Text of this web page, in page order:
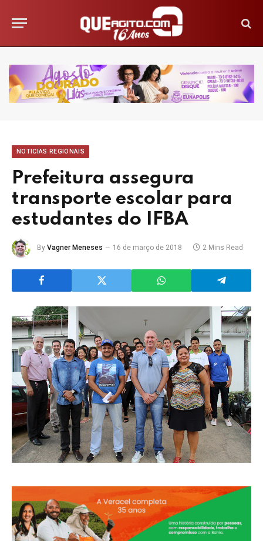
NOTICIAS REGIONAIS
Prefeitura assegura
transporte escolar para
estudantes do IFBA
By Vagner Meneses 16 de março de 2018 2 Mins Read